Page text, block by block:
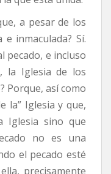
a pesar de los
inmaculada? Sí.
pecado, e incluso
la Iglesia de los
Porque, así como
la” Iglesia y que,
Iglesia sino que
no es una
el pecado esté
precisamente